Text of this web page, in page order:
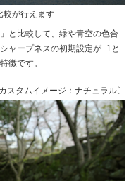
較が行えます
と比較して、緑や青空の色合
ャープネスの初期設定が+1と
徴です。
カスタムイメージ：ナチュラル〕